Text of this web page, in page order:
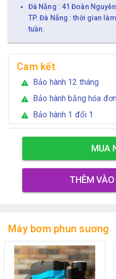
Đà Nẵng : 41 Đoàn Nguyễn
TP. Đà Nẵng : thời gian
tuần.
Cam kết
warning Bảo hành 12 tháng
warning Bảo hành bằng hóa
warning Bảo hành 1 đổi 1
MUA
THÊM
Máy bơm phun sương